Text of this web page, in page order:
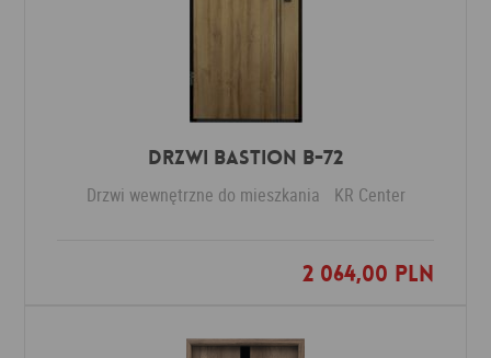
Drzwi Bastion B-72
Drzwi wewnętrzne do mieszkania KR Center
2 064,00 PLN
Dodaj do ulubionych